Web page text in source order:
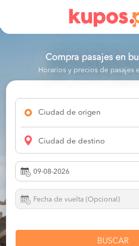
Compra pasajes en
Horarios y precios de pasajes
Ciudad de origen
Ciudad de destino
BUSCAR